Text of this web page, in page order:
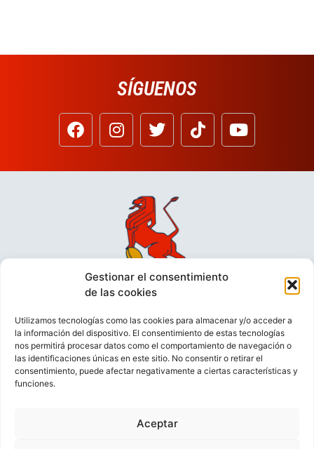
Gestionar el consentimiento
de las cookies
Utilizamos tecnologías como las cookies para almacenar y/o acceder a
la información del dispositivo. El consentimiento de estas tecnologías
nos permitirá procesar datos como el comportamiento de navegación o
las identificaciones únicas en este sitio. No consentir o retirar el
consentimiento, puede afectar negativamente a ciertas características y
funciones.
Aceptar
SÍGUENOS
VIDEOCONFERENCIAS
POLÍTICA DE PRIVACIDAD